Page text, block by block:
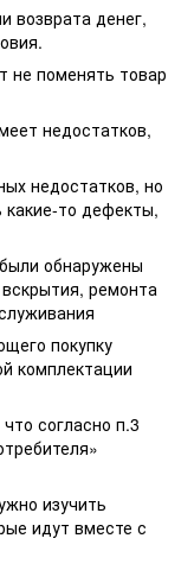
возврата денег,
не поменять товар
недостатков,
недостатков, но
какие-то дефекты,
обнаружены
ремонта
покупку
комплектации
согласно п.3
изучить
идут вместе с